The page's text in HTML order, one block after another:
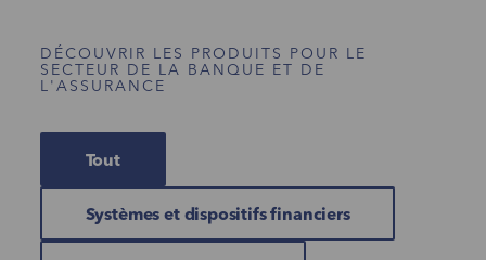
DÉCOUVRIR LES PRODUITS POUR LE
SECTEUR DE LA BANQUE ET DE
L'ASSURANCE
Tout
Systèmes et dispositifs financiers